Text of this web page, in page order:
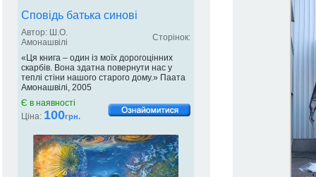
Сповідь батька синові
Автор: Ш.О.
Амонашвілі
Сторінок:
«Ця книга – один із моїх дорогоцінних
скарбів. Вона здатна повернути нас у
теплі стіни нашого старого дому.» Паата
Амонашвілі, 2005
Є в наявності
Ціна: 100грн.